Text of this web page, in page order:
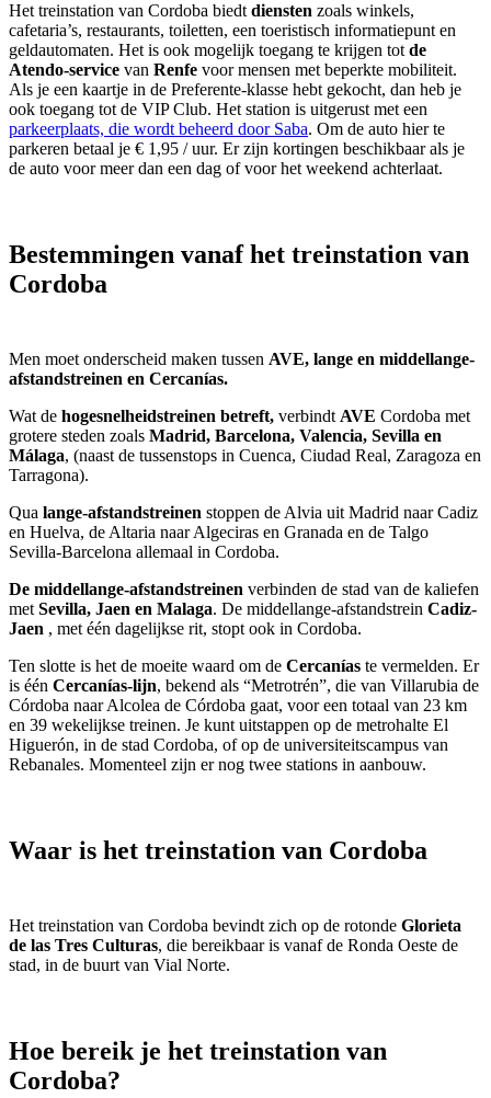
Het treinstation van Cordoba biedtdiensten zoals winkels,
cafetaria’s, restaurants, toiletten, een toeristisch informatiepunt en
geldautomaten. Het is ook mogelijk toegang te krijgen totde
Atendo-service van Renfe voor mensen met beperkte mobiliteit.
Als je een kaartje in de Preferente-klasse hebt gekocht, dan heb je
ook toegang tot de VIP Club. Het station is uitgerust met een
parkeerplaats, die wordt beheerd door Saba. Om de auto hier te
parkeren betaal je € 1,95 / uur. Er zijn kortingen beschikbaar als je
de auto voor meer dan een dag of voor het weekend achterlaat.
Bestemmingen vanaf het treinstation van
Cordoba
Men moet onderscheid maken tussen AVE, lange en middellange-
afstandstreinen en Cercanías.
Wat de hogesnelheidstreinen betreft, verbindt AVE Cordoba met
grotere steden zoals Madrid, Barcelona, ​​Valencia, Sevilla en
Málaga, (naast de tussenstops in Cuenca, Ciudad Real, Zaragoza en
Tarragona).
Qua lange-afstandstreinen stoppen de Alvia uit Madrid naar Cadiz
en Huelva, de Altaria naar Algeciras en Granada en de Talgo
Sevilla-Barcelona allemaal in Cordoba.
De middellange-afstandstreinen verbinden de stad van de kaliefen
met Sevilla, Jaen en Malaga. De middellange-afstandstrein Cadiz-
Jaen , met één dagelijkse rit, stopt ook in Cordoba.
Ten slotte is het de moeite waard om de Cercanías te vermelden. Er
is één Cercanías-lijn, bekend als “Metrotrén”, die van Villarubia de
Córdoba naar Alcolea de Córdoba gaat, voor een totaal van 23 km
en 39 wekelijkse treinen. Je kunt uitstappen op de metrohalte El
Higuerón, in de stad Cordoba, of op de universiteitscampus van
Rebanales. Momenteel zijn er nog twee stations in aanbouw.
Waar is het treinstation van Cordoba
Het treinstation van Cordoba bevindt zich op de rotonde Glorieta
de las Tres Culturas, die bereikbaar is vanaf de Ronda Oeste de
stad, in de buurt van Vial Norte.
Hoe bereik je het treinstation van
Cordoba?